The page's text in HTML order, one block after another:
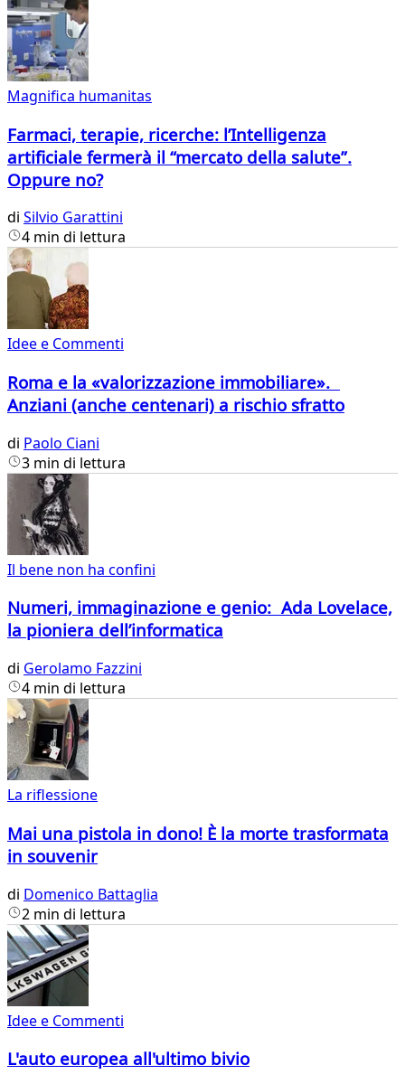
Magnifica humanitas
Farmaci, terapie, ricerche: l’Intelligenza
artificiale fermerà il “mercato della salute”.
Oppure no?
di Silvio Garattini
4 min di lettura
Idee e Commenti
Roma e la «valorizzazione immobiliare».
Anziani (anche centenari) a rischio sfratto
di Paolo Ciani
3 min di lettura
Il bene non ha confini
Numeri, immaginazione e genio: Ada Lovelace,
la pioniera dell’informatica
di Gerolamo Fazzini
4 min di lettura
La riflessione
Mai una pistola in dono! È la morte trasformata
in souvenir
di Domenico Battaglia
2 min di lettura
Idee e Commenti
L'auto europea all'ultimo bivio